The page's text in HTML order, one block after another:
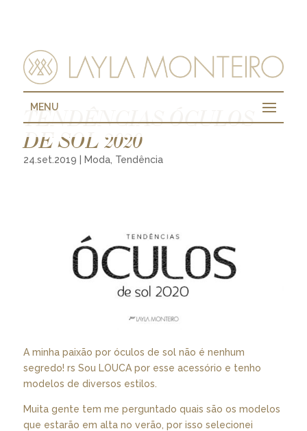
MENU
TENDÊNCIAS ÓCULOS
DE SOL 2020
24.set.2019 Moda, Tendência
A minha paixão por óculos de sol não é nenhum
segredo! rs Sou LOUCA por esse acessório e tenho
modelos de diversos estilos.
Muita gente tem me perguntado quais são os modelos
que estarão em alta no verão, por isso selecionei